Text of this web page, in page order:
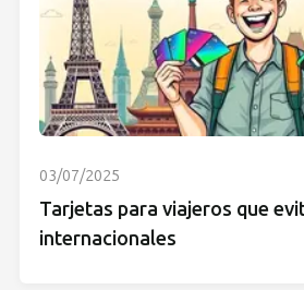
03/07/2025
Tarjetas para viajeros que
internacionales